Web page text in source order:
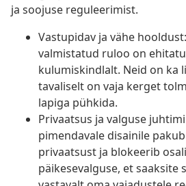
ja soojuse reguleerimist.
Vastupidav ja vähe
valmistatud ruloo on
kulumiskindlalt. Neid on ka
tavaliselt on vaja kerget
lapiga pühkida.
Privaatsus ja valguse
pimendavale disainile
privaatsust ja blokeerib
päikesevalguse, et saaksite